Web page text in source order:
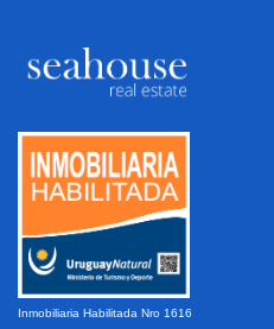
Inmobiliaria Habilitada Nro 1616